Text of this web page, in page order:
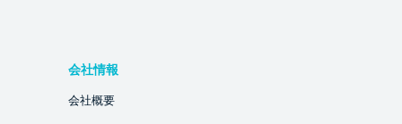
会社情報
会社概要